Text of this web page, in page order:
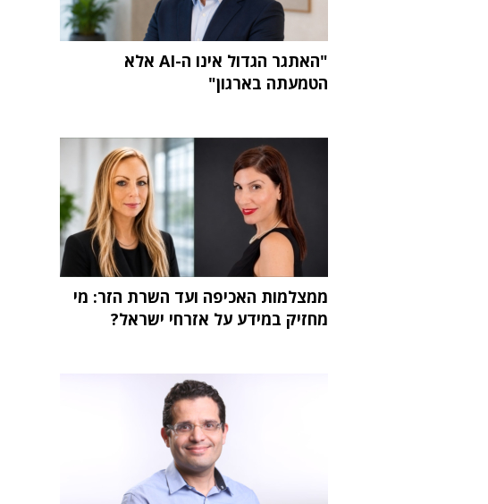
"האתגר הגדול אינו ה-AI אלא
הטמעתה בארגון"
ממצלמות האכיפה ועד השרת הזר: מי
מחזיק במידע על אזרחי ישראל?